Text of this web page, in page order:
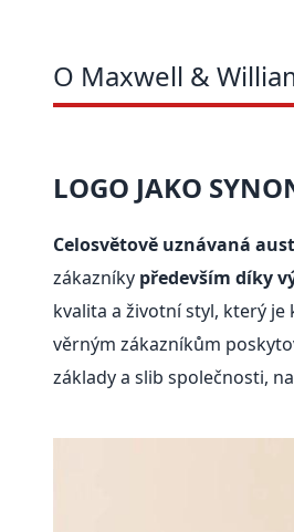
O Maxwell &
LOGO JAKO
Celosvětově uznávaná
zákazníky především díky
kvalita a životní styl, který je
věrným zákazníkům
základy a slib společnosti,